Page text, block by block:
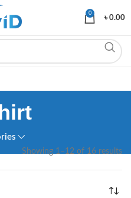
0
৳0.00
Showing 1–12 of 16 results